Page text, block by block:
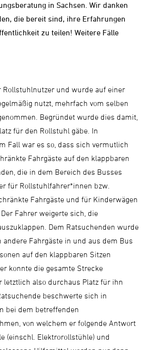
DGS
in Sachsen. Wir danken
die bereit sind, ihre Erfahrungen
zu teilen!Weitere Fälle
Rollstuhlnutzer und wurde auf einer
nutzt, mehrfach vom selben
Begründet wurde dies damit,
für den Rollstuhl gäbe. In
Fall war es so, dass sich vermutlich
Fahrgäste auf den klappbaren
die in dem Bereich des Busses
für Rollstuhlfahrer*innen bzw.
Fahrgäste und für Kinderwägen
Fahrer weigerte sich, die
Dem Ratsuchenden wurde
Fahrgäste in und aus dem Bus
auf den klappbaren Sitzen
konnte die gesamte Strecke
letztlich also durchaus Platz für ihn
beschwerte sich in
bei dem betreffenden
von welchem er folgende Antwort
(einschl. Elektrorollstühle) und